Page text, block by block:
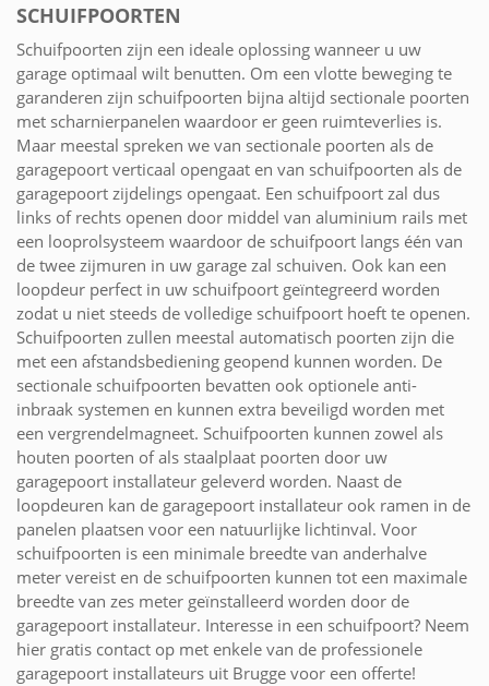
SCHUIFPOORTEN
Schuifpoorten zijn een ideale oplossing wanneer u uw
garage optimaal wilt benutten. Om een vlotte beweging te
garanderen zijn schuifpoorten bijna altijd sectionale poorten
met scharnierpanelen waardoor er geen ruimteverlies is.
Maar meestal spreken we van sectionale poorten als de
garagepoort verticaal opengaat en van schuifpoorten als de
garagepoort zijdelings opengaat. Een schuifpoort zal dus
links of rechts openen door middel van aluminium rails met
een looprolsysteem waardoor de schuifpoort langs één van
de twee zijmuren in uw garage zal schuiven. Ook kan een
loopdeur perfect in uw schuifpoort geïntegreerd worden
zodat u niet steeds de volledige schuifpoort hoeft te openen.
Schuifpoorten zullen meestal automatisch poorten zijn die
met een afstandsbediening geopend kunnen worden. De
sectionale schuifpoorten bevatten ook optionele anti-
inbraak systemen en kunnen extra beveiligd worden met
een vergrendelmagneet. Schuifpoorten kunnen zowel als
houten poorten of als staalplaat poorten door uw
garagepoort installateur geleverd worden. Naast de
loopdeuren kan de garagepoort installateur ook ramen in de
panelen plaatsen voor een natuurlijke lichtinval. Voor
schuifpoorten is een minimale breedte van anderhalve
meter vereist en de schuifpoorten kunnen tot een maximale
breedte van zes meter geïnstalleerd worden door de
garagepoort installateur. Interesse in een schuifpoort? Neem
hier gratis contact op met enkele van de professionele
garagepoort installateurs uit Brugge voor een offerte!